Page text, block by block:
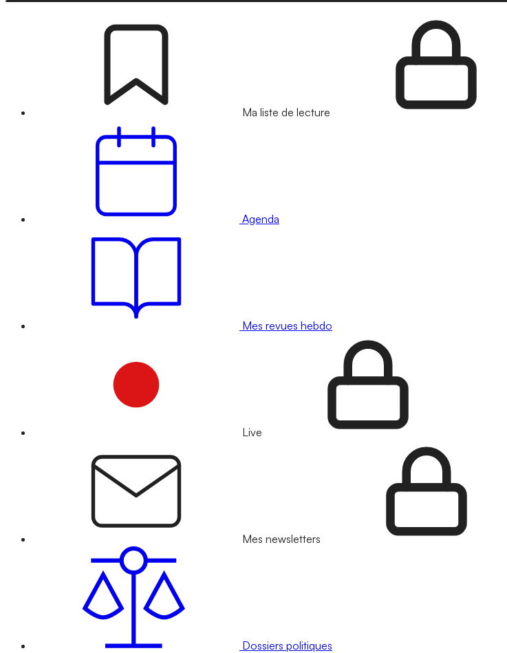
Ma liste de lecture
Agenda
Mes revues hebdo
Live
Mes newsletters
Dossiers politiques